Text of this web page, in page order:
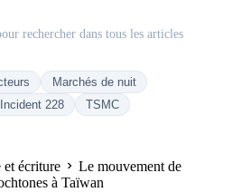
rechercher dans tous les articles
Marchés de nuit
Incident 228
TSMC
et écriture
Le mouvement de
à Taïwan